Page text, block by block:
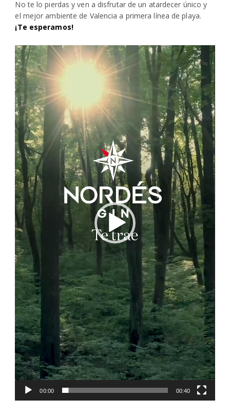
No te lo pierdas y ven a disfrutar de un atardecer único y
el mejor ambiente de Valencia a primera línea de playa.
¡Te esperamos!
Reproductor
de
vídeo
00:00 00:40